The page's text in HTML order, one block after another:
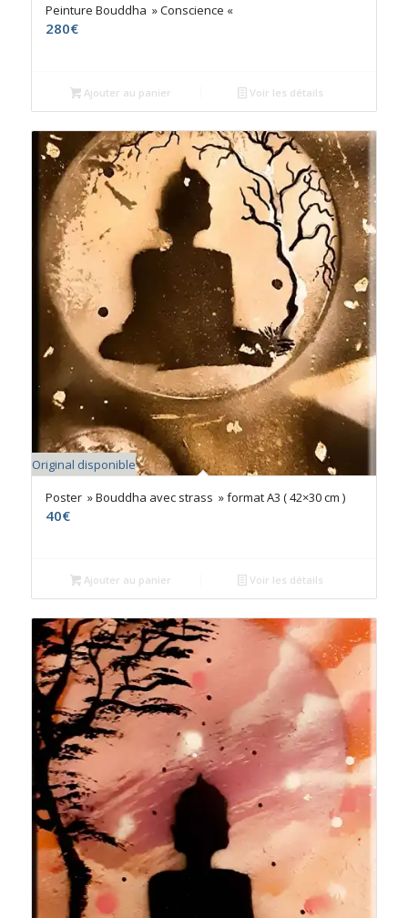
Peinture Bouddha » Conscience «
280€
Ajouter au panier Voir les détails
Original disponible
Poster » Bouddha avec strass » format A3 ( 42×30 cm )
40€
Ajouter au panier Voir les détails